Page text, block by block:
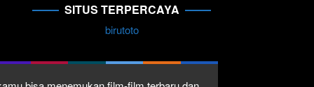
SITUS TERPERCAYA
birutoto